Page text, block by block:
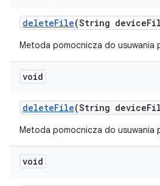
deleteFile(String device
Metoda pomocnicza do usuwania
void
deleteFile(String device
Metoda pomocnicza do usuwania
void